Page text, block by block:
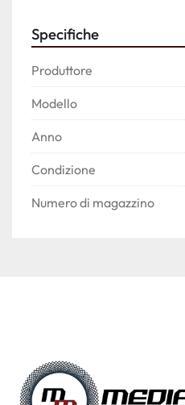
Specifiche
Produttore
Modello
Anno
Condizione
Numero di magazzino